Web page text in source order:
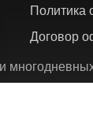
Политика
Договор